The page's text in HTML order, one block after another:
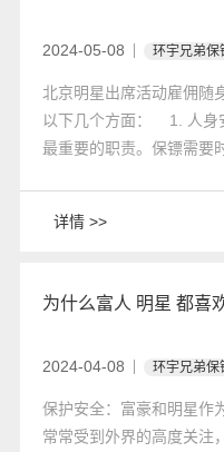
2024-05-08 环宇兄弟保
北京明星出席活动雇佣随
以下几个方面： 1. 人身
最重要的职责。保镖需要
详情 >>
为什么富人 明星 都喜
2024-04-08 环宇兄弟保
保护安全：富豪和明星作
常常受到外界的高度关注